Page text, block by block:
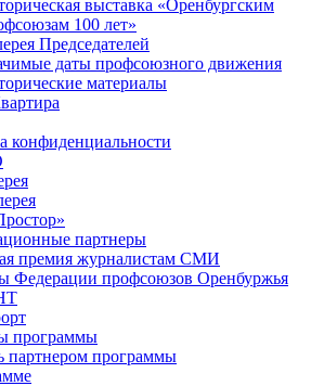
выставка «Оренбургским
100 лет»
Председателей
даты профсоюзного движения
материалы
конфиденциальности
партнеры
премия журналистам СМИ
Федерации профсоюзов Оренбуржья
программы
партнером программы